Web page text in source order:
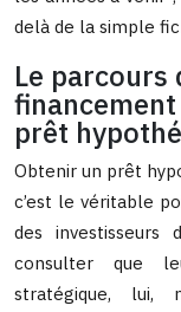
delà de la simple
Le
prêt
Obtenir un prêt
c’est le véritable
des investisseurs
consulter que
stratégique, lui,